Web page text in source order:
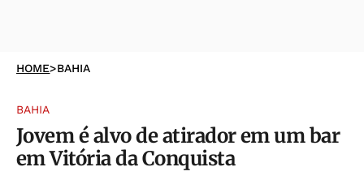
HOME>BAHIA
BAHIA
Jovem é alvo de atirador em um bar
em Vitória da Conquista